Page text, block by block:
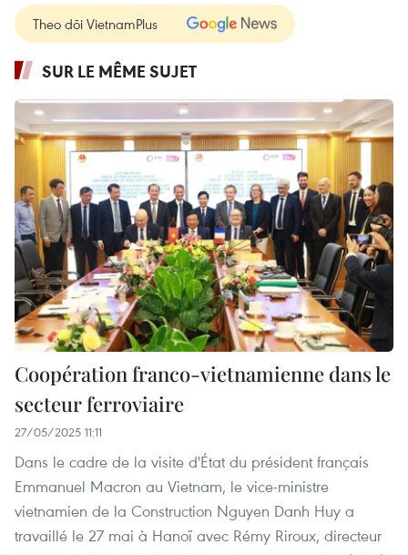
Theo dõi VietnamPlus
SUR LE MÊME SUJET
Coopération franco-vietnamienne dans le
secteur ferroviaire
27/05/2025 11:11
Dans le cadre de la visite d'État du président français
Emmanuel Macron au Vietnam, le vice-ministre
vietnamien de la Construction Nguyen Danh Huy a
travaillé le 27 mai à Hanoï avec Rémy Riroux, directeur